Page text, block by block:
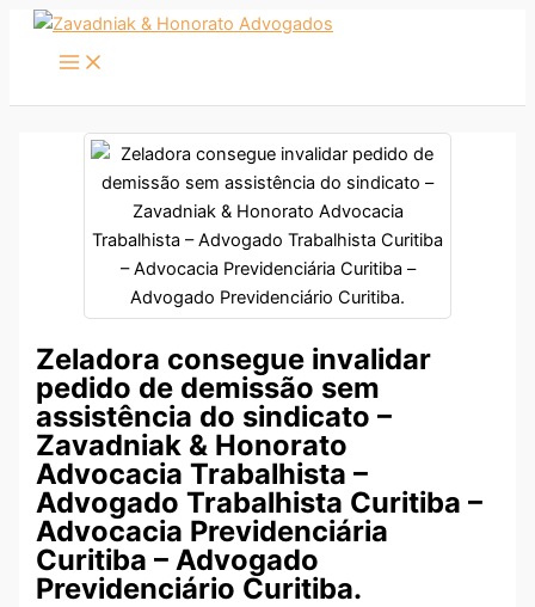
conteúdo
Zeladora consegue invalidar
pedido de demissão sem
assistência do sindicato –
Zavadniak & Honorato
Advocacia Trabalhista –
Advogado Trabalhista Curitiba –
Advocacia Previdenciária
Curitiba – Advogado
Previdenciário Curitiba.